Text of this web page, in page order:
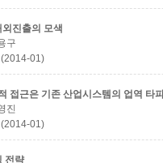
진출의 모색
구
01)
접근은 기존 산업시스템의 업역 타
진
01)
전략